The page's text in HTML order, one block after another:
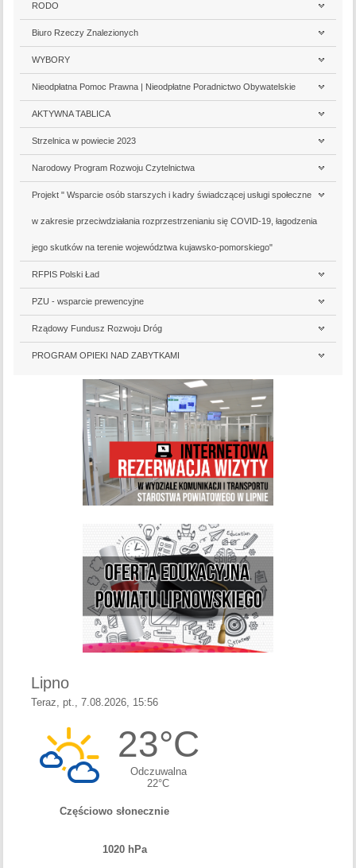
RODO
Biuro Rzeczy Znalezionych
WYBORY
Nieodpłatna Pomoc Prawna | Nieodpłatne Poradnictwo Obywatelskie
AKTYWNA TABLICA
Strzelnica w powiecie 2023
Narodowy Program Rozwoju Czytelnictwa
Projekt " Wsparcie osób starszych i kadry świadczącej usługi społeczne
w zakresie przeciwdziałania rozprzestrzenianiu się COVID-19, łagodzenia
jego skutków na terenie województwa kujawsko-pomorskiego"
RFPIS Polski Ład
PZU - wsparcie prewencyjne
Rządowy Fundusz Rozwoju Dróg
PROGRAM OPIEKI NAD ZABYTKAMI